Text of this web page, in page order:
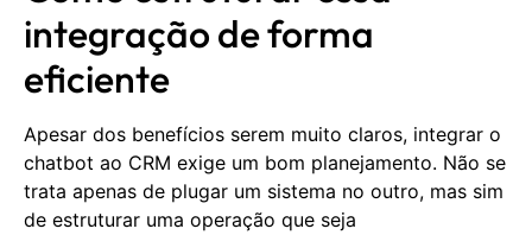
integração de forma
eficiente
Apesar dos benefícios serem muito claros, integrar o
chatbot ao CRM exige um bom planejamento. Não se
trata apenas de plugar um sistema no outro, mas sim
de estruturar uma operação que seja